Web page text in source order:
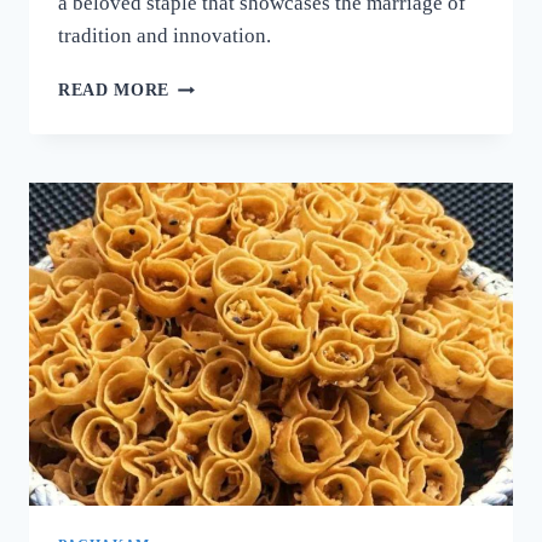
tradition and innovation.
READ MORE നല്ല
പലർക്കും
അറിയാത്ത
പുതിയ
രഹസ്യം
ഇതാ!
ദോശ
ഒരു
തവണ
ഇങ്ങനെ
ഉണ്ടാക്കൂ!
|
SUPER
DOSA